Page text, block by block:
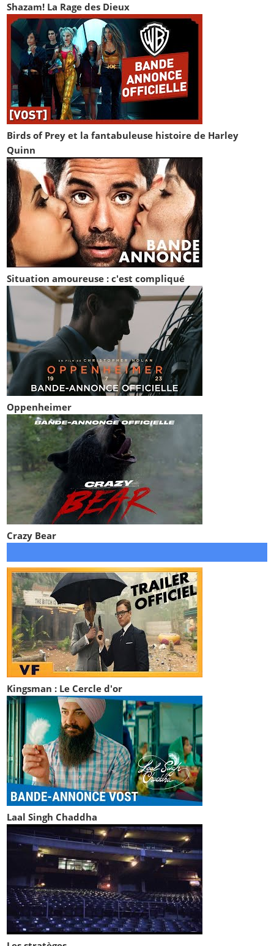
Shazam! La Rage des Dieux
Birds of Prey et la fantabuleuse histoire de Harley
Quinn
Situation amoureuse : c'est compliqué
Oppenheimer
Crazy Bear
Kingsman : Le Cercle d'or
Laal Singh Chaddha